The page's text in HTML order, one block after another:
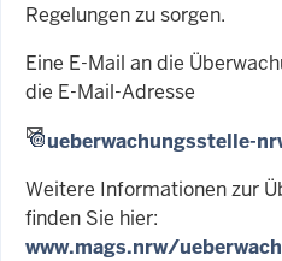
Regelungen zu sorgen.
Eine E-Mail an die
die E-Mail-Adresse
ueberwachungsstelle-
Weitere Informationen zur
finden Sie hier:
www.mags.nrw/